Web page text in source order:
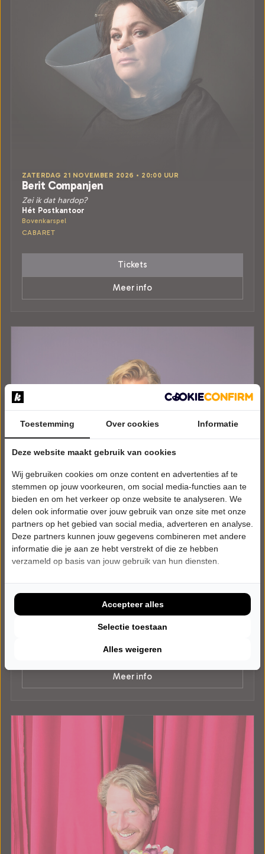
ZATERDAG 21 NOVEMBER 2026 • 20:00 UUR
Berit Companjen
Zei ik dat hardop?
Hét Postkantoor
Bovenkarspel
CABARET
Tickets
Meer info
DONDERDAG 10 DECEMBER 2026 • 20:00 UUR
Tickets
Meer info
Toestemming Over cookies Informatie
Deze website maakt gebruik van cookies
Wij gebruiken cookies om onze content en advertenties af te
stemmen op jouw voorkeuren, om social media-functies aan te
bieden en om het verkeer op onze website te analyseren. We
delen ook informatie over jouw gebruik van onze site met onze
partners op het gebied van social media, adverteren en analyse.
Deze partners kunnen jouw gegevens combineren met andere
informatie die je aan ze hebt verstrekt of die ze hebben
verzameld op basis van jouw gebruik van hun diensten.
Alles weigeren
Selectie toestaan
Accepteer alles